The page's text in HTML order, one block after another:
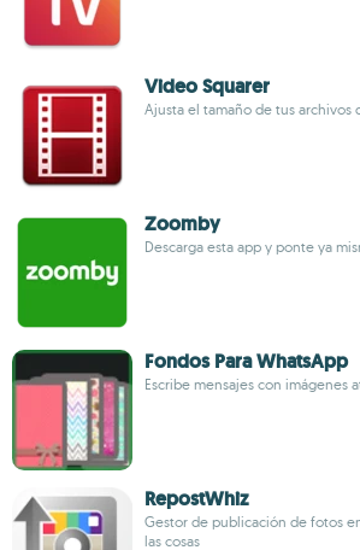
Video Squarer
Ajusta el tamaño de tus archivos
Zoomby
Descarga esta app y ponte ya
Fondos Para WhatsApp
Escribe mensajes con imágenes
RepostWhiz
Gestor de publicación de fotos
las cosas